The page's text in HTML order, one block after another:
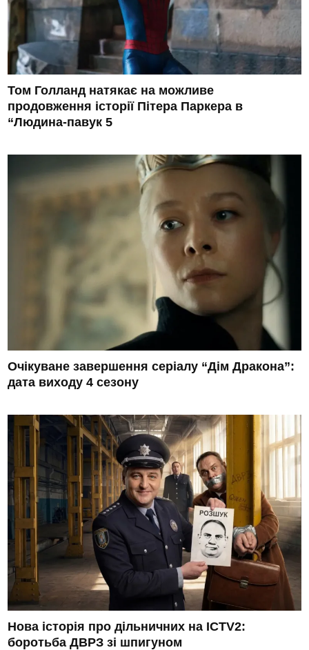
Том Голланд натякає на можливе
продовження історії Пітера Паркера в
“Людина-павук 5
Очікуване завершення серіалу “Дім Дракона”:
дата виходу 4 сезону
Нова історія про дільничних на ICTV2:
боротьба ДВРЗ зі шпигуном